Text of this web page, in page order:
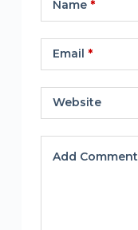
Name*
Email *
Website
Add Comment